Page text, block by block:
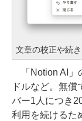
文章の校正や続
「Notion AI」
ドルなど。無
バー1人につき
利用を続けるた